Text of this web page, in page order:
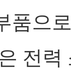
품으
전력